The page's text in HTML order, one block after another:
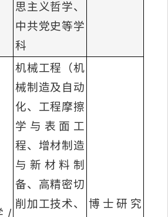
思主义哲学、
中共党史等学
科
/
机械工程（机
械制造及自动
化、工程摩擦
学与表面工
程、增材制造
与新材料制
备、高精密切
削加工技术、
博士研究